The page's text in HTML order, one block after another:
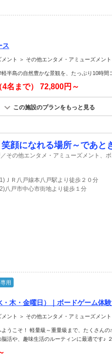
ス
ント ＞ その他エンタメ・アミューズメント
半島の自然豊かな景観を、たっぷり10時間
名まで） 72,800円～
この施設のプランをもっと見る
笑顔になれる場所～であと
その他エンタメ・アミューズメント、
ＪＲ八戸線本八戸駅より徒歩２０分
八戸市中心市街地より徒歩１分
用
木・金曜日）｜ボードゲーム体
ント ＞ その他エンタメ・アミューズメント
うこそ！ 軽量級～重量級まで、たくさん
活や、趣味生活のルーティンに最適です♪